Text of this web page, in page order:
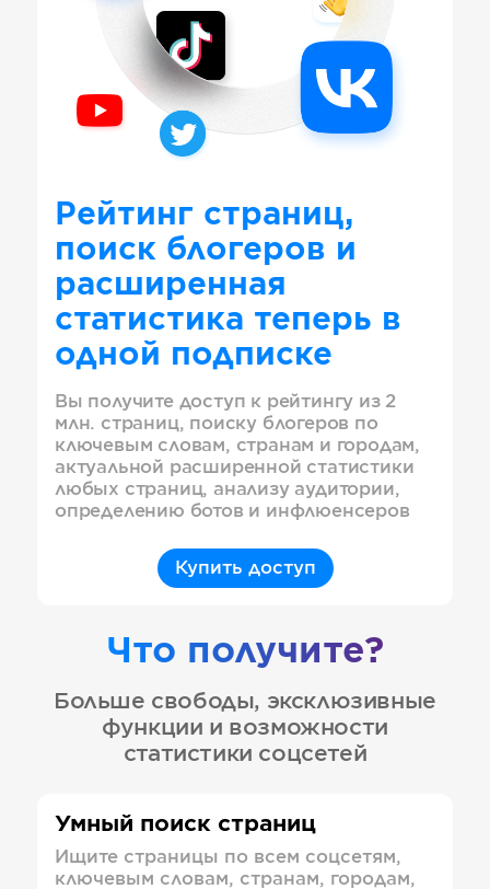
Рейтинг страниц,
поиск блогеров и
расширенная
статистика теперь в
одной подписке
Вы получите доступ к рейтингу из 2
млн. страниц, поиску блогеров по
ключевым словам, странам и городам,
актуальной расширенной статистики
любых страниц, анализу аудитории,
определению ботов и инфлюенсеров
Купить доступ
Что получите?
Больше свободы, эксклюзивные
функции и возможности
статистики соцсетей
Умный поиск страниц
Ищите страницы по всем соцсетям,
ключевым словам, странам, городам,